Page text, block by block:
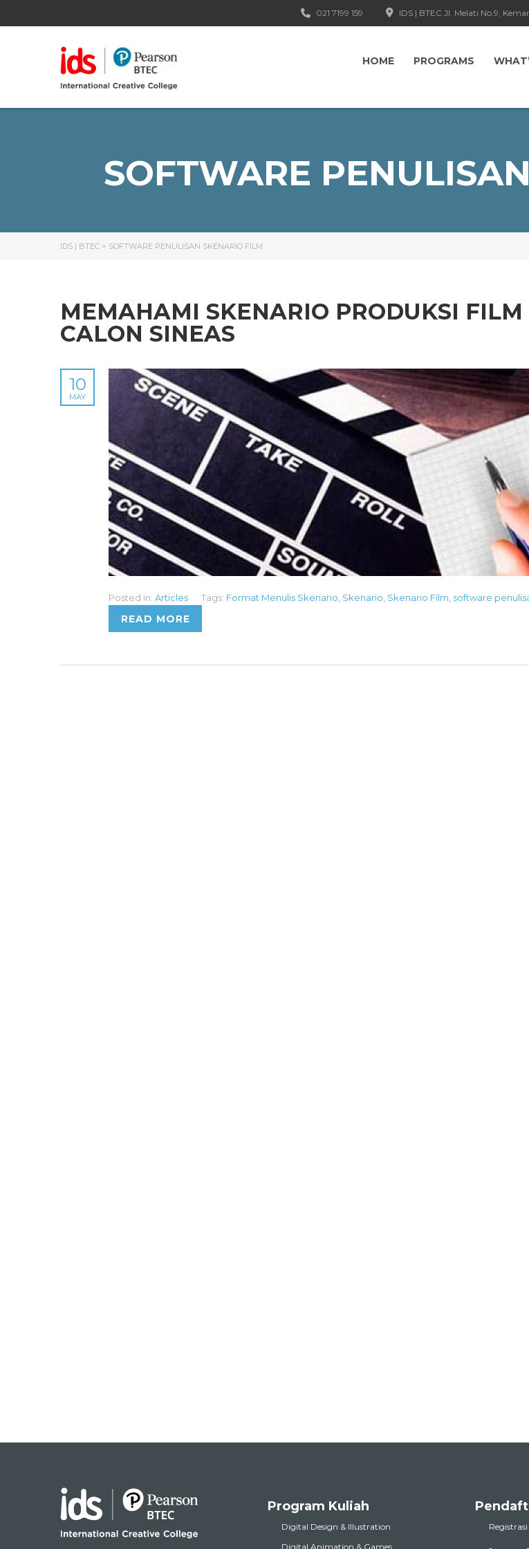
IDS | BTEC Jl. Melati No.9,
021 7199 159
HOME PROGRAMS
SOFTWARE
IDS | BTEC > SOFTWARE PENULISAN SKENARIO FILM
MEMAHAMI SKENARIO PRODUKSI FILM
CALON SINEAS
10
MAY
Posted in: Articles Tags: Format Menulis Skenario, Skenario, Skenario Film, software
READ MORE
Program Kuliah
Digital Design & Illustration
Digital Animation & Games